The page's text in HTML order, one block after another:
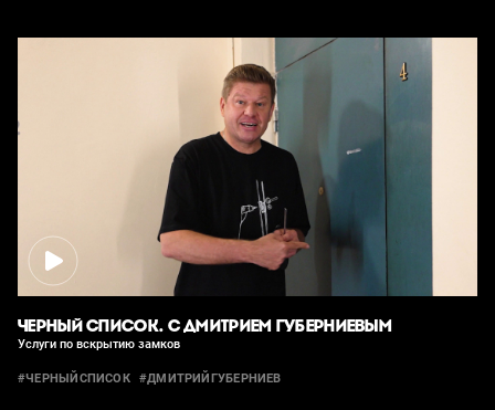
ЧЕРНЫЙ СПИСОК. С ДМИТРИЕМ ГУБЕРНИЕВЫМ
Услуги по вскрытию замков
#ЧЕРНЫЙСПИСОК #ДМИТРИЙГУБЕРНИЕВ